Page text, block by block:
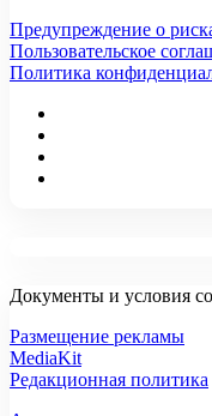
Предупреждение о
Пользовательское
Политика
Документы и условия
Размещение рекламы
MediaKit
Редакционная политика